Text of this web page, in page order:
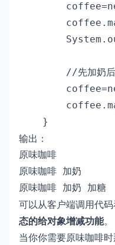
//先加奶后
    }
输出：
原味咖啡
原味咖啡 加奶
原味咖啡 加奶 加糖
可以从客户端调用代
态的给对象增减功能。
当你你需要原味咖啡